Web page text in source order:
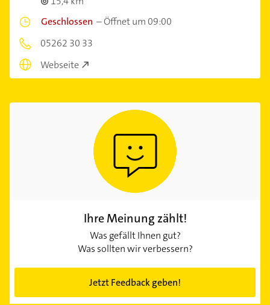
Geschlossen –Öffnet um 09:00
05262 30 33
Webseite
Ihre Meinung zählt!
Was gefällt Ihnen gut?
Was sollten wir verbessern?
Jetzt Feedback geben!